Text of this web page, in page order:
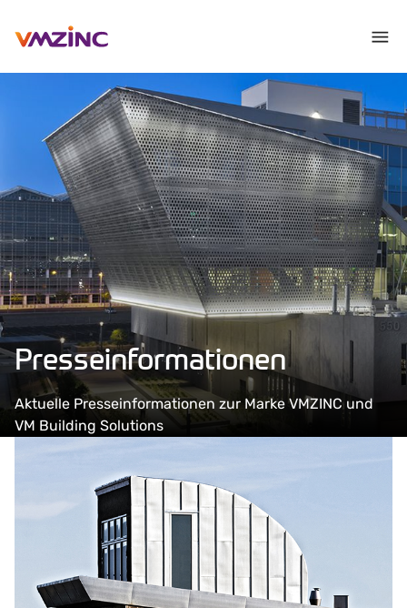
Presseinformationen
Aktuelle Presseinformationen zur Marke VMZINC und
VM Building Solutions